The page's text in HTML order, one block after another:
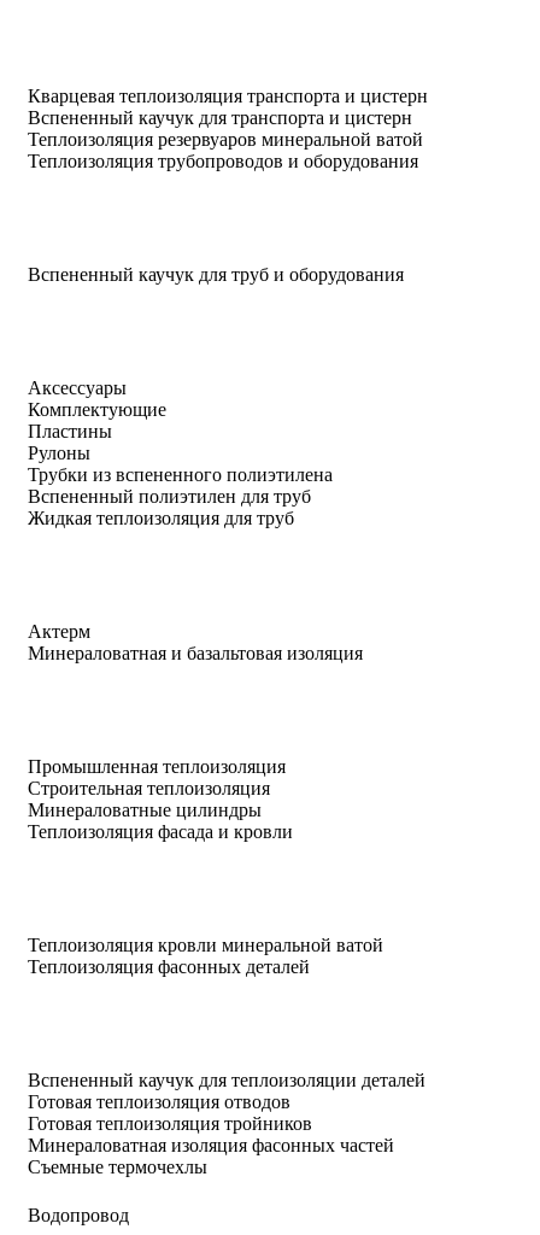
Кварцевая теплоизоляция транспорта и цистерн
Вспененный каучук для транспорта и цистерн
Теплоизоляция резервуаров минеральной ватой
Теплоизоляция трубопроводов и оборудования
Вспененный каучук для труб и оборудования
Аксессуары
Комплектующие
Пластины
Рулоны
Трубки из вспененного полиэтилена
Вспененный полиэтилен для труб
Жидкая теплоизоляция для труб
Актерм
Минераловатная и базальтовая изоляция
Промышленная теплоизоляция
Строительная теплоизоляция
Минераловатные цилиндры
Теплоизоляция фасада и кровли
Теплоизоляция кровли минеральной ватой
Теплоизоляция фасонных деталей
Вспененный каучук для теплоизоляции деталей
Готовая теплоизоляция отводов
Готовая теплоизоляция тройников
Минераловатная изоляция фасонных частей
Съемные термочехлы
Водопровод